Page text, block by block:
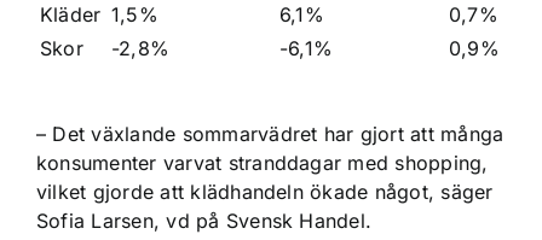
Kläder 1,5% 6,1%
0,7%
Skor
-2,8% -6,1% 0,9%
– Det växlande sommarvädret har gjort att många
konsumenter varvat stranddagar med shopping,
vilket gjorde att klädhandeln ökade något, säger
Sofia Larsen, vd på Svensk Handel.